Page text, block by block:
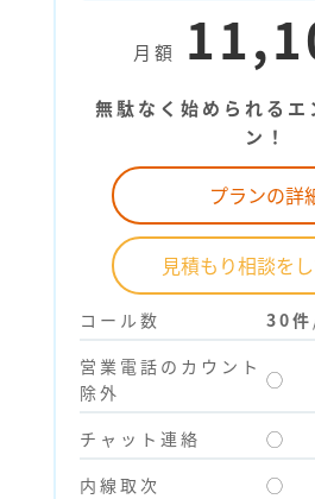
月額
無駄なく始められるエ
ン！
プランの詳
見積もり相談を
コール数 30件
営業電話のカウント
除外
◯
チャット連絡
◯
内線取次
◯